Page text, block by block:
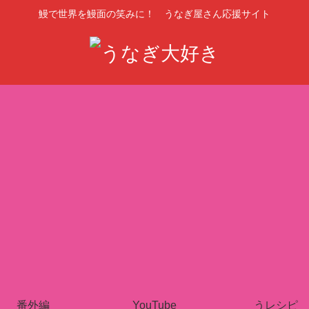
鰻で世界を鰻面の笑みに！ うなぎ屋さん応援サイト
番外編 YouTube うレシピ